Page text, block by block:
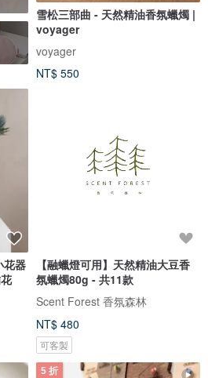
雪松三部曲 - 天然精油香氛蠟燭 |
voyager
voyager
NT$ 550
花器
【融蠟燈可用】天然精油大豆香
氛蠟燭80g - 共11款
Scent Forest 香氛森林
NT$ 480
可客製
5 折